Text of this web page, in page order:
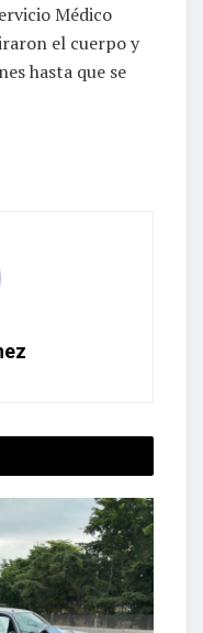
Médico
el cuerpo y
hasta que se